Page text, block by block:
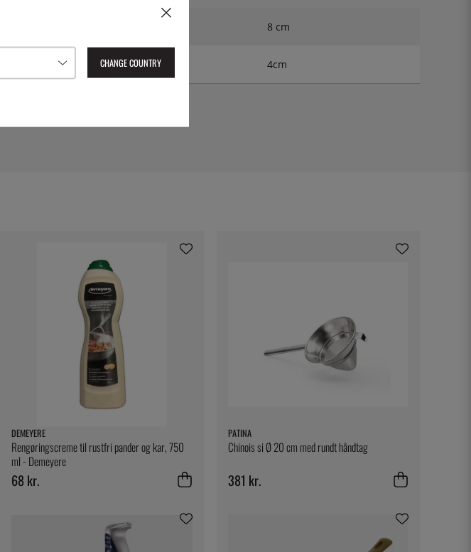
8 cm
4cm
DEMEYERE
Rengøringscreme til rustfri pander og kar, 750
ml - Demeyere
68 kr.
PATINA
Chinois si Ø 20 cm med rundt håndtag
381 kr.
CHANGE COUNTRY